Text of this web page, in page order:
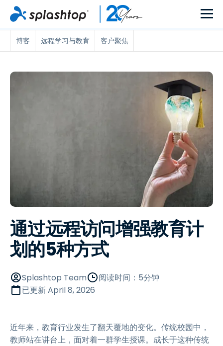
博客 远程学习与教育 客户聚焦
通过远程访问增强教育计
划的5种方式
Splashtop Team
阅读时间：5分钟
已更新April 8, 2026
近年来，教育行业发生了翻天覆地的变化。传统校园中，
教师站在讲台上，面对着一群学生授课。成长于这种传统